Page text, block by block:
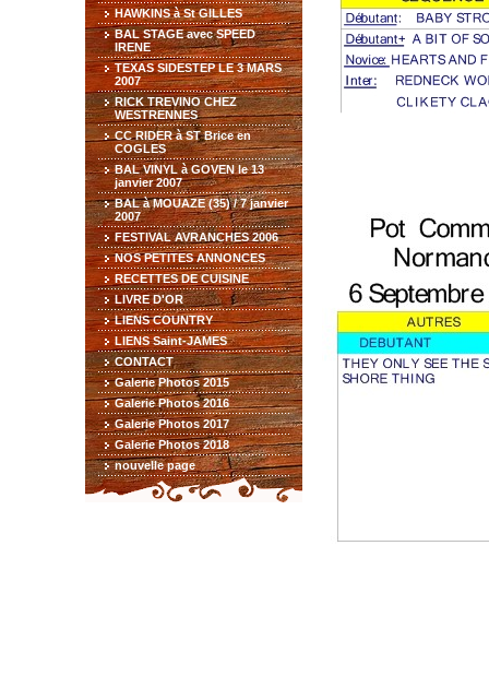
HAWKINS à St GILLES
BAL STAGE avec SPEED
IRENE
TEXAS SIDESTEP LE 3 MARS
2007
RICK TREVINO CHEZ
WESTRENNES
CC RIDER à ST Brice en
COGLES
BAL VINYL à GOVEN le 13
janvier 2007
BAL à MOUAZE (35) / 7 janvier
2007
FESTIVAL AVRANCHES 2006
NOS PETITES ANNONCES
RECETTES DE CUISINE
LIVRE D'OR
LIENS COUNTRY
LIENS Saint-JAMES
CONTACT
Galerie Photos 2015
Galerie Photos 2016
Galerie Photos 2017
Galerie Photos 2018
nouvelle page